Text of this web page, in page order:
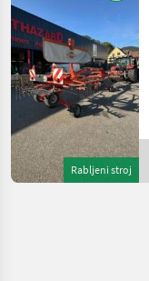
Rabljeni stroj